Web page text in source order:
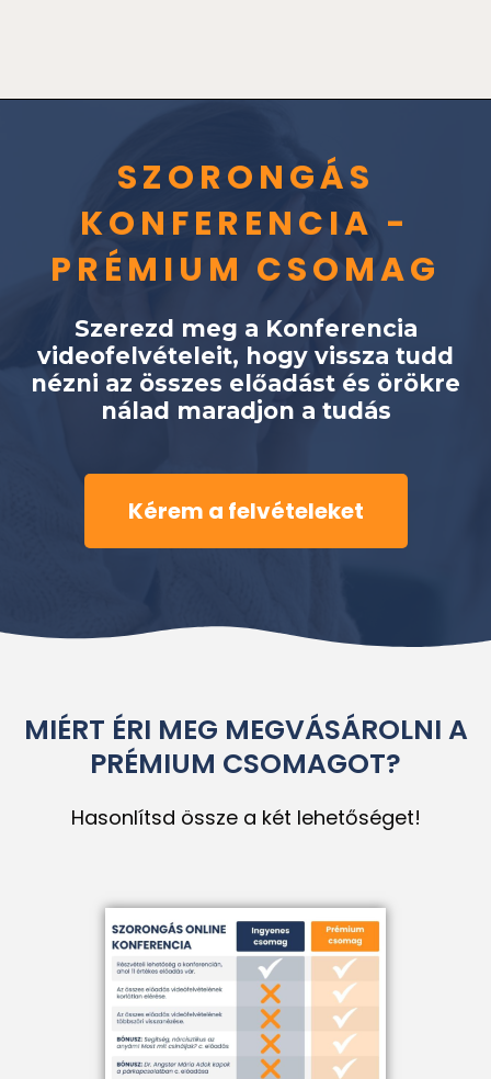
SZORONGÁS
KONFERENCIA -
PRÉMIUM CSOMAG
Szerezd meg a Konferencia
videofelvételeit, hogy vissza tudd
nézni az összes előadást és örökre
nálad maradjon a tudás
Kérem a felvételeket
MIÉRT ÉRI MEG MEGVÁSÁROLNI A
PRÉMIUM CSOMAGOT?
Hasonlítsd össze a két lehetőséget!